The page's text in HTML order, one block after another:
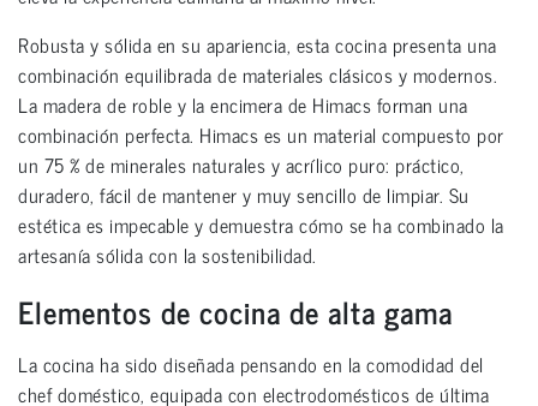
Robusta y sólida en su apariencia, esta cocina presenta una
combinación equilibrada de materiales clásicos y modernos.
La madera de roble y la encimera de Himacs forman una
combinación perfecta. Himacs es un material compuesto por
un 75 % de minerales naturales y acrílico puro: práctico,
duradero, fácil de mantener y muy sencillo de limpiar. Su
estética es impecable y demuestra cómo se ha combinado la
artesanía sólida con la sostenibilidad.
Elementos de cocina de alta gama
La cocina ha sido diseñada pensando en la comodidad del
chef doméstico, equipada con electrodomésticos de última